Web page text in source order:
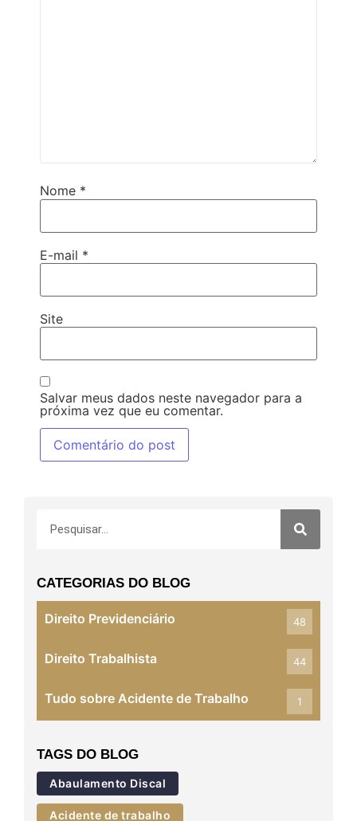
Nome *
E-mail *
Site
Salvar meus dados neste navegador para a
próxima vez que eu comentar.
CATEGORIAS DO BLOG
Direito Previdenciário 48
Direito Trabalhista 44
Tudo sobre Acidente de Trabalho 1
TAGS DO BLOG
Abaulamento Discal
Acidente de trabalho